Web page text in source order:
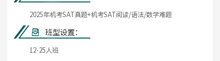
2025年机考SAT真题+机考SAT阅读/语法/数学难题
班型设置：
12-25人班